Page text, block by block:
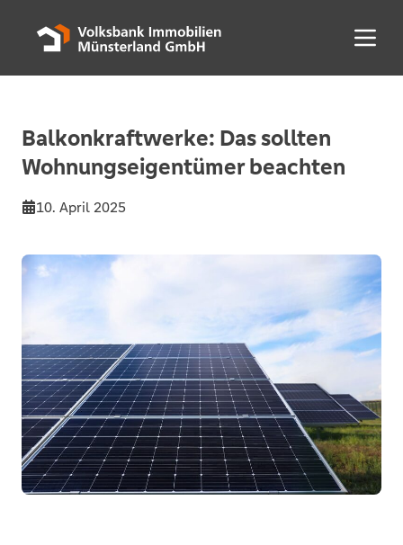
Menü
Balkonkraftwerke: Das sollten
Wohnungseigentümer beachten
10. April 2025